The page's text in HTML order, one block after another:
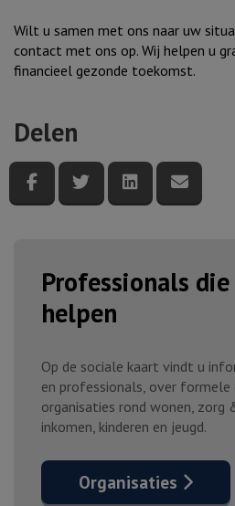
Wilt u samen met ons naar uw
contact met ons op. Wij helpen u
financieel gezonde toekomst.
Delen
Deel deze pagina via
Deel deze pagina
Deel deze
Professionals
helpen
Op de sociale kaart vindt u
en professionals, over
organisaties rond wonen, zorg
inkomen, kinderen en jeugd.
Organisaties